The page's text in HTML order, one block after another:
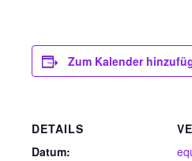
Zum Kalender
DETAILS
Datum: